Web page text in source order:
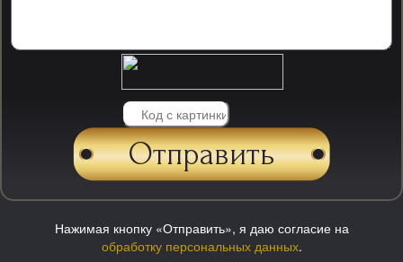
Нажимая кнопку «Отправить», я даю согласие на
обработку персональных данных.